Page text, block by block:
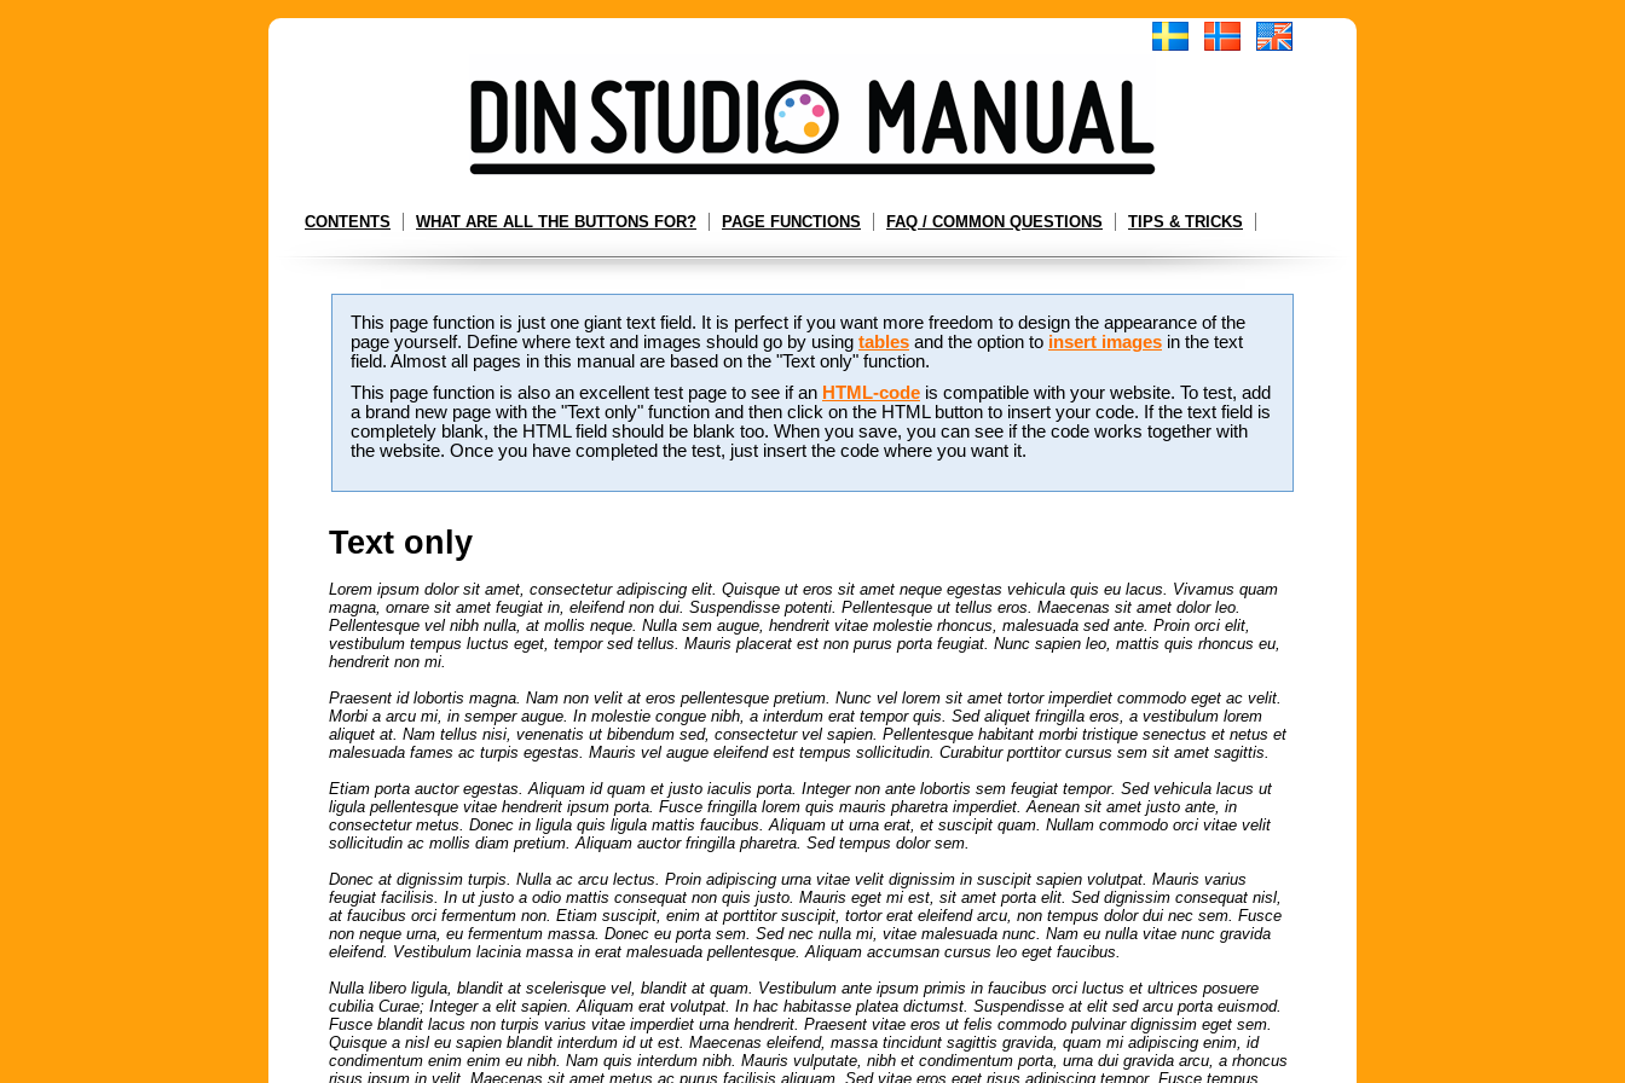
CONTENTS WHAT ARE ALL THE BUTTONS FOR? PAGE FUNCTIONS FAQ / COMMON QUESTIONS TIPS & TRICKS
This page function is just one giant text field. It is perfect if you want more freedom to design the appearance of the
page yourself. Define where text and images should go by using tables and the option to insert images in the text
field. Almost all pages in this manual are based on the "Text only" function.
This page function is also an excellent test page to see if an HTML-code is compatible with your website. To test, add
a brand new page with the "Text only" function and then click on the HTML button to insert your code. If the text field is
completely blank, the HTML field should be blank too. When you save, you can see if the code works together with
the website. Once you have completed the test, just insert the code where you want it.
Text only
Lorem ipsum dolor sit amet, consectetur adipiscing elit. Quisque ut eros sit amet neque egestas vehicula quis eu lacus. Vivamus quam
magna, ornare sit amet feugiat in, eleifend non dui. Suspendisse potenti. Pellentesque ut tellus eros. Maecenas sit amet dolor leo.
Pellentesque vel nibh nulla, at mollis neque. Nulla sem augue, hendrerit vitae molestie rhoncus, malesuada sed ante. Proin orci elit,
vestibulum tempus luctus eget, tempor sed tellus. Mauris placerat est non purus porta feugiat. Nunc sapien leo, mattis quis rhoncus eu,
hendrerit non mi.
Praesent id lobortis magna. Nam non velit at eros pellentesque pretium. Nunc vel lorem sit amet tortor imperdiet commodo eget ac velit.
Morbi a arcu mi, in semper augue. In molestie congue nibh, a interdum erat tempor quis. Sed aliquet fringilla eros, a vestibulum lorem
aliquet at. Nam tellus nisi, venenatis ut bibendum sed, consectetur vel sapien. Pellentesque habitant morbi tristique senectus et netus et
malesuada fames ac turpis egestas. Mauris vel augue eleifend est tempus sollicitudin. Curabitur porttitor cursus sem sit amet sagittis.
Etiam porta auctor egestas. Aliquam id quam et justo iaculis porta. Integer non ante lobortis sem feugiat tempor. Sed vehicula lacus ut
ligula pellentesque vitae hendrerit ipsum porta. Fusce fringilla lorem quis mauris pharetra imperdiet. Aenean sit amet justo ante, in
consectetur metus. Donec in ligula quis ligula mattis faucibus. Aliquam ut urna erat, et suscipit quam. Nullam commodo orci vitae velit
sollicitudin ac mollis diam pretium. Aliquam auctor fringilla pharetra. Sed tempus dolor sem.
Donec at dignissim turpis. Nulla ac arcu lectus. Proin adipiscing urna vitae velit dignissim in suscipit sapien volutpat. Mauris varius
feugiat facilisis. In ut justo a odio mattis consequat non quis justo. Mauris eget mi est, sit amet porta elit. Sed dignissim consequat nisl,
at faucibus orci fermentum non. Etiam suscipit, enim at porttitor suscipit, tortor erat eleifend arcu, non tempus dolor dui nec sem. Fusce
non neque urna, eu fermentum massa. Donec eu porta sem. Sed nec nulla mi, vitae malesuada nunc. Nam eu nulla vitae nunc gravida
eleifend. Vestibulum lacinia massa in erat malesuada pellentesque. Aliquam accumsan cursus leo eget faucibus.
Nulla libero ligula, blandit at scelerisque vel, blandit at quam. Vestibulum ante ipsum primis in faucibus orci luctus et ultrices posuere
cubilia Curae; Integer a elit sapien. Aliquam erat volutpat. In hac habitasse platea dictumst. Suspendisse at elit sed arcu porta euismod.
Fusce blandit lacus non turpis varius vitae imperdiet urna hendrerit. Praesent vitae eros ut felis commodo pulvinar dignissim eget sem.
Quisque a nisl eu sapien blandit interdum id ut est. Maecenas eleifend, massa tincidunt sagittis gravida, quam mi adipiscing enim, id
condimentum enim enim eu nibh. Nam quis interdum nibh. Mauris vulputate, nibh et condimentum porta, urna dui gravida arcu, a rhoncus
risus ipsum in velit. Maecenas sit amet metus ac purus facilisis aliquam. Sed vitae eros eget risus adipiscing tempor. Fusce tempus